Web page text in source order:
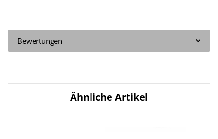
Bewertungen
Ähnliche Artikel